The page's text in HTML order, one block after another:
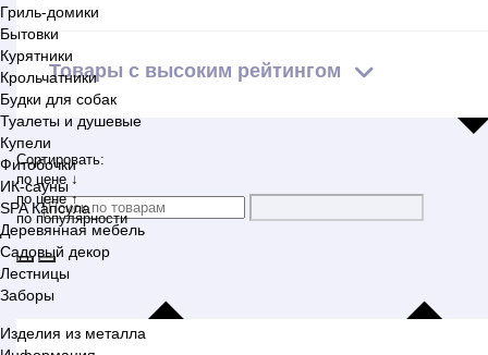
Гриль-домики
Бытовки
Курятники
Крольчатники
Будки для собак
Туалеты и душевые
Купели
Фитобочки
ИК-сауны
SPA Капсула
Деревянная мебель
Садовый декор
Лестницы
Заборы
Изделия из металла
Товары с высоким рейтингом
Сортировать:
по цене ↓
по цене ↑
по популярности